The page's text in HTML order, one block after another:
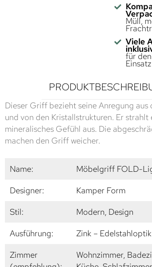
Müll,
Viele
für
Einsatz
Dieser Griff bezieht seine Anregung
und von den Kristallstrukturen. Er strahlt
mineralisches Gefühl aus. Die
machen den Griff weicher.
Name:
Möbelgriff FOLD-
Designer:
Kamper Form
Stil:
Modern, Design
Ausführung:
Zink – Edelstahloptik
Zimmer
Wohnzimmer,